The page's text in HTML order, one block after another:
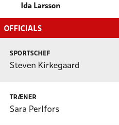
Ida Larsson
OFFICIALS
SPORTSCHEF
Steven Kirkegaard
TRÆNER
Sara Perlfors